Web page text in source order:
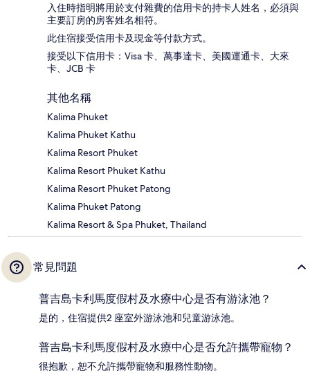
入住時指明將用於支付雜費的信用卡的持卡人姓名，必須與
主要訂房的房客姓名相符。
此住宿接受信用卡及現金等付款方式。
接受以下信用卡：Visa 卡、萬事達卡、美國運通卡、大來
卡、JCB 卡
其他名稱
Kalima Phuket
Kalima Phuket Kathu
Kalima Resort Phuket
Kalima Resort Phuket Kathu
Kalima Resort Phuket Patong
Kalima Phuket Patong
Kalima Resort & Spa Phuket, Thailand
常見問題
普吉島卡利馬度假村及水療中心是否有游泳池？
是的，住宿提供2 座室外游泳池和兒童游泳池。
普吉島卡利馬度假村及水療中心是否允許攜帶寵物？
很抱歉，恕不允許攜帶寵物和服務性動物。